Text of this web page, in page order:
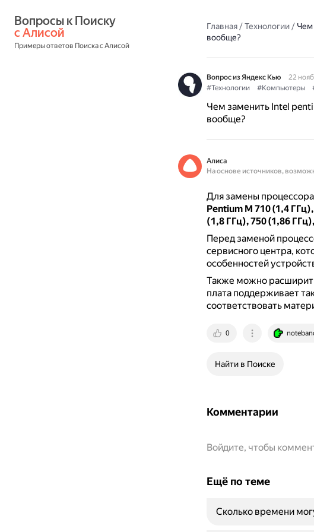
с Алисой
Примеры ответов Поиска с Алисой
Главная/Технологии/ Чем
вообще?
Вопрос из Яндекс Кью
22
#Технологии
#Компьютеры
Чем заменить Intel
вообще?
Алиса
На основе источников,
Для замены
Pentium M 710 (1,4
(1,8 ГГц), 750 (1,86
Перед заменой
сервисного центра,
особенностей
Также можно
плата поддерживает
соответствовать
0
Найти в Поиске
Комментарии
Войдите, чтобы
Ещё по теме
Сколько времени